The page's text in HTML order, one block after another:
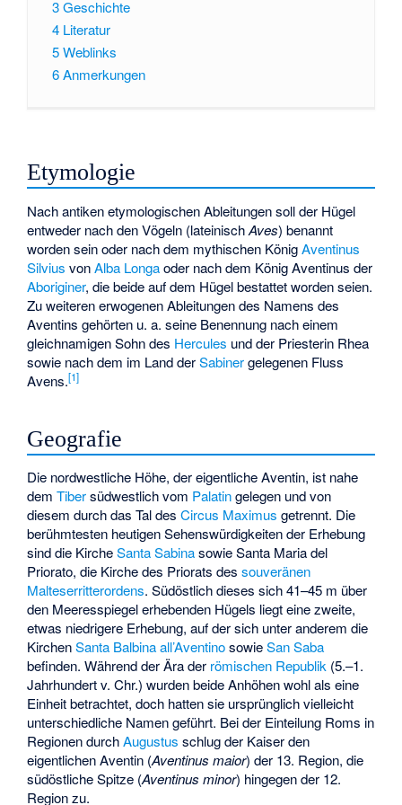
3Geschichte
4 Literatur
5Weblinks
6Anmerkungen
Etymologie
Nach antiken etymologischen Ableitungen soll der Hügel
entweder nach den Vögeln (lateinischAves) benannt
worden sein oder nach dem mythischen KönigAventinus
Silvius vonAlba Longaoder nach dem KönigAventinus der
Aboriginer, die beide auf dem Hügel bestattet worden seien.
Zu weiteren erwogenen Ableitungen des Namens des
Aventins gehörten u. a. seine Benennung nach einem
gleichnamigen Sohndes Hercules und der Priesterin Rhea
sowie nach dem im Land derSabinergelegenen Fluss
Avens.[1]
Geografie
Die nordwestliche Höhe, der eigentliche Aventin, ist nahe
demTibersüdwestlich vom Palatingelegen und von
diesem durch das Tal desCircus Maximus getrennt. Die
berühmtesten heutigen Sehenswürdigkeiten der Erhebung
sind die KircheSanta SabinasowieSanta Maria del
Priorato, die Kirche des Priorats dessouveränen
Malteserritterordens. Südöstlich dieses sich 41–45 m über
den Meeresspiegel erhebenden Hügels liegt eine zweite,
etwas niedrigere Erhebung, auf der sich unter anderem die
KirchenSanta Balbina all’AventinosowieSan Saba
befinden. Während der Ära der römischen Republik (5.–1.
Jahrhundert v. Chr.) wurden beide Anhöhen wohl als eine
Einheit betrachtet, doch hatten sie ursprünglich vielleicht
unterschiedliche Namen geführt. Bei der Einteilung Roms in
Regionen durchAugustus schlug der Kaiser den
eigentlichen Aventin (Aventinus maior) der 13. Region, die
südöstliche Spitze (Aventinus minor) hingegen der 12.
Region zu.